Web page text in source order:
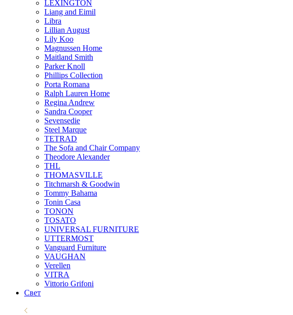
LEXINGTON
Liang and Eimil
Libra
Lillian August
Lily Koo
Magnussen Home
Maitland Smith
Parker Knoll
Phillips Collection
Porta Romana
Ralph Lauren Home
Regina Andrew
Sandra Cooper
Sevensedie
Steel Marque
TETRAD
The Sofa and Chair Company
Theodore Alexander
THL
THOMASVILLE
Titchmarsh & Goodwin
Tommy Bahama
Tonin Casa
TONON
TOSATO
UNIVERSAL FURNITURE
UTTERMOST
Vanguard Furniture
VAUGHAN
Verellen
VITRA
Vittorio Grifoni
Свет